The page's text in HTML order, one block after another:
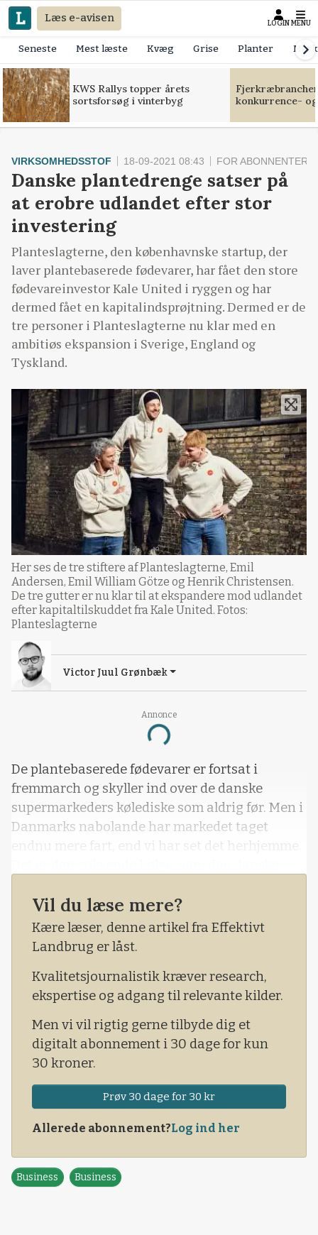
Læs e-avisen LOGIN MENU
Seneste Mest læste Kvæg Grise Planter
KWS Rallys topper årets
sortsforsøg i vinterbyg
konkurrence-
Annonce
Loading...
VIRKSOMHEDSSTOF 18-09-2021 08:43 FOR ABONNENTER
Danske plantedrenge satser på
at erobre udlandet efter stor
investering
Planteslagterne, den københavnske startup, der
laver plantebaserede fødevarer, har fået den store
fødevareinvestor Kale United i ryggen og har
dermed fået en kapitalindsprøjtning. Dermed er de
tre personer i Planteslagterne nu klar med en
ambitiøs ekspansion i Sverige, England og
Tyskland.
Her ses de tre stiftere af Planteslagterne, Emil
Andersen, Emil William Götze og Henrik Christensen.
De tre gutter er nu klar til at ekspandere mod udlandet
efter kapitaltilskuddet fra Kale United. Fotos:
Planteslagterne
Victor Juul Grønbæk
De plantebaserede fødevarer er fortsat i
fremmarch og skyller ind over de danske
supermarkeders kølediske som aldrig før. Men i
Danmarks nabolande har markedet taget
endnu mere fart, end vi har set det herhjemme.
i Kødbyen i København, nu får mulighed for at
ride med på.
Vil du læse mere?
Kære læser, denne artikel fra Effektivt
Landbrug er låst.
Kvalitetsjournalistik kræver research,
ekspertise og adgang til relevante kilder.
Men vi vil rigtig gerne tilbyde dig et
digitalt abonnement i 30 dage for kun
30 kroner.
Prøv 30 dage for 30 kr
Allerede abonnement?Log ind her
Business Business